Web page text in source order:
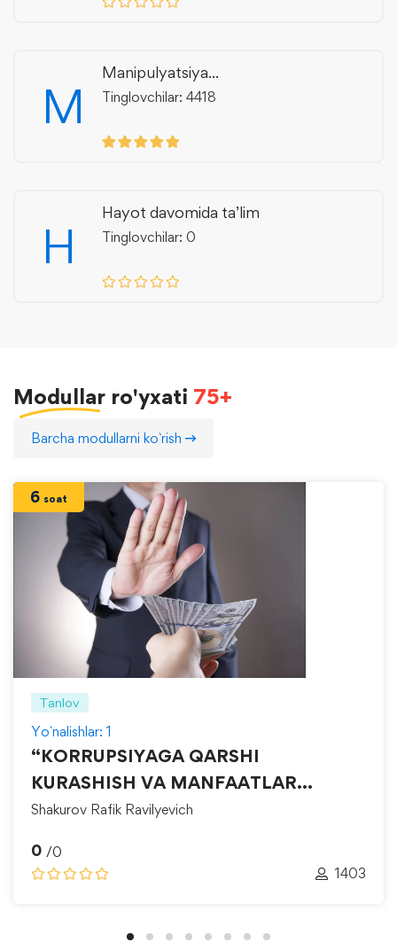
M
Manipulyatsiya...
Tinglovchilar: 4418
H
Hayot davomida ta’lim
Tinglovchilar: 0
Modullar ro'yxati 75+
Barcha modullarni ko`rish
6 soat
Tanlov
Yo`nalishlar: 1
“KORRUPSIYAGA QARSHI
KURASHISH VA MANFAATLAR
TO‘QNASHUVINI BOSHQARISH”
Shakurov Rafik Ravilyevich
0 /0
1403